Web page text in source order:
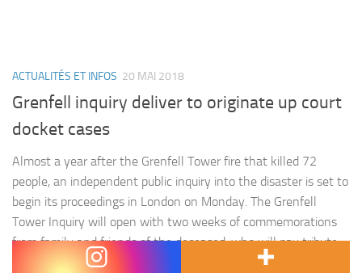
ACTUALITÉS ET INFOS 20 MAI 2018
Grenfell inquiry deliver to originate up court
docket cases
Almost a year after the Grenfell Tower fire that killed 72
people, an independent public inquiry into the disaster is set to
begin its proceedings in London on Monday. The Grenfell
Tower Inquiry will open with two weeks of commemorations
from family and friends of the deceased, who will pay tribute
to their loved ones at…